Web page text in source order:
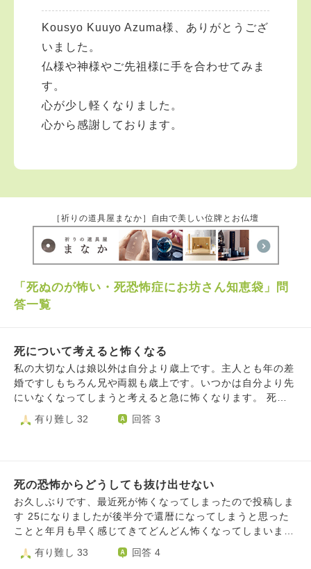
Kousyo Kuuyo Azuma様、ありがとうござ
いました。
仏様や神様やご先祖様に手を合わせてみま
す。
心が少し軽くなりました。
心から感謝しております。
［祈りの道具屋まなか］自由で美しい位牌とお仏壇
「死ぬのが怖い・死恐怖症にお坊さん知恵袋」問
答一覧
死について考えると怖くなる
私の大切な人は娘以外は自分より歳上です。主人とも年の差
婚ですしもちろん兄や両親も歳上です。いつかは自分より先
にいなくなってしまうと考えると急に怖くなります。 死に
ついて考えると凄く怖くなります。 少しでも怖くなくなる
にはどうすれば良いでしょうか。
有り難し 32 回答 3
死の恐怖からどうしても抜け出せない
お久しぶりです、最近死が怖くなってしまったので投稿しま
す 25になりましたが後半分で還暦になってしまうと思った
ことと年月も早く感じてきてどんどん怖くなってしまいまし
た 死んだらどうなるのか極楽へ行くのか地獄に行くのか地
上を彷徨うのかそして最終的には輪廻で記憶が無くなってし
有り難し 33 回答 4